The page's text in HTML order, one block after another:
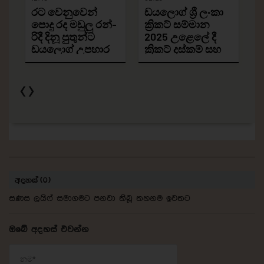
අදහස් (0)
සණස ලයිෆ් සමාගමට පනවා තිබූ තහනම ඉවතට
ඔබේ අදහස් එවන්න